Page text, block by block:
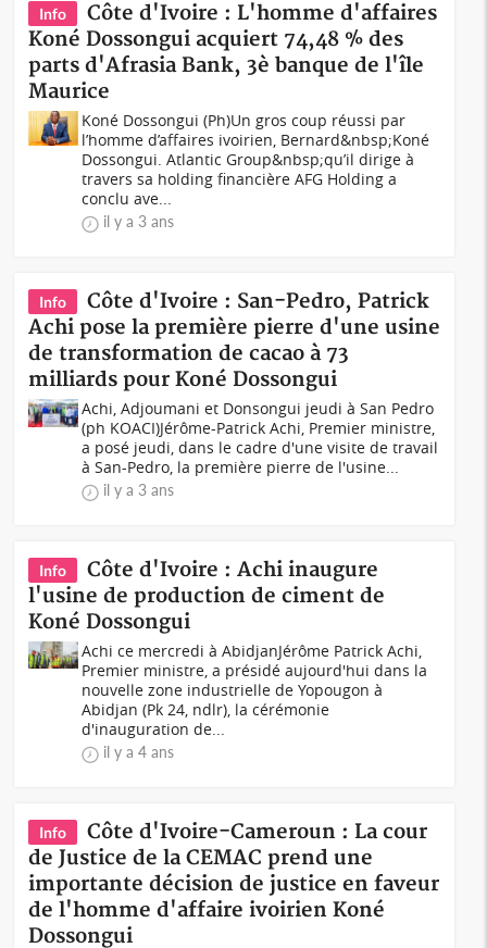
Info
Côte d'Ivoire : L'homme d'affaires
Koné Dossongui acquiert 74,48 % des
parts d'Afrasia Bank, 3è banque de l'île
Maurice
Koné Dossongui (Ph)Un gros coup réussi par
l’homme d’affaires ivoirien, Bernard&nbsp;Koné
Dossongui. Atlantic Group&nbsp;qu’il dirige à
travers sa holding financière AFG Holding a
conclu ave...
il y a 3 ans
Info
Côte d'Ivoire : San-Pedro, Patrick
Achi pose la première pierre d'une usine
de transformation de cacao à 73
milliards pour Koné Dossongui
Achi, Adjoumani et Donsongui jeudi à San Pedro
(ph KOACI)Jérôme-Patrick Achi, Premier ministre,
a posé jeudi, dans le cadre d'une visite de travail
à San-Pedro, la première pierre de l'usine...
il y a 3 ans
Info
Côte d'Ivoire : Achi inaugure
l'usine de production de ciment de
Koné Dossongui
Achi ce mercredi à AbidjanJérôme Patrick Achi,
Premier ministre, a présidé aujourd'hui dans la
nouvelle zone industrielle de Yopougon à
Abidjan (Pk 24, ndlr), la cérémonie
d'inauguration de...
il y a 4 ans
Info
Côte d'Ivoire-Cameroun : La cour
de Justice de la CEMAC prend une
importante décision de justice en faveur
de l'homme d'affaire ivoirien Koné
Dossongui